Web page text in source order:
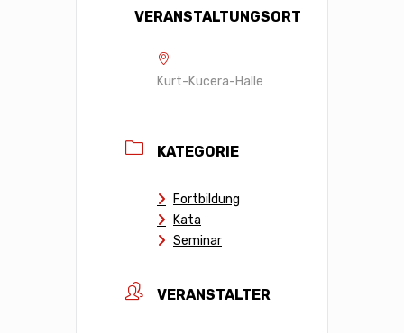
VERANSTALTUNGSORT
Kurt-Kucera-Halle
KATEGORIE
Fortbildung
Kata
Seminar
VERANSTALTER